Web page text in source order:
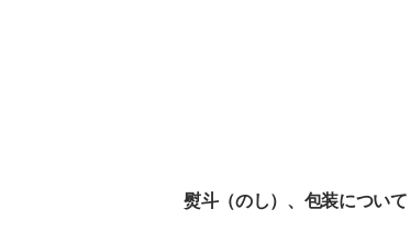
熨斗（のし）、包装について